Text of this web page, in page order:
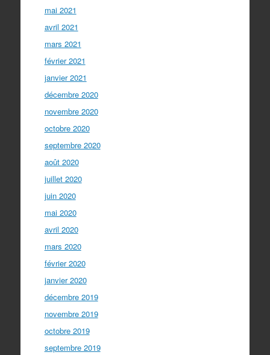
mai 2021
avril 2021
mars 2021
février 2021
janvier 2021
décembre 2020
novembre 2020
octobre 2020
septembre 2020
août 2020
juillet 2020
juin 2020
mai 2020
avril 2020
mars 2020
février 2020
janvier 2020
décembre 2019
novembre 2019
octobre 2019
septembre 2019